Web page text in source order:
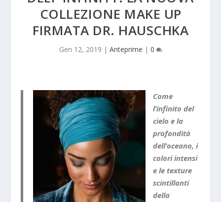
COLLEZIONE MAKE UP
FIRMATA DR. HAUSCHKA
Gen 12, 2019 | Anteprime | 0
Come
l’infinito del
cielo e la
profondità
dell’oceano, i
colori intensi
e le texture
scintillanti
della